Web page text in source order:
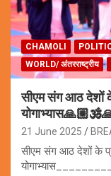
CHAMOLI
WORLD/ अंतरराष्ट्रीय
सीएम संग आठ देशों के
21 June 2025
सीएम संग आठ देशों के